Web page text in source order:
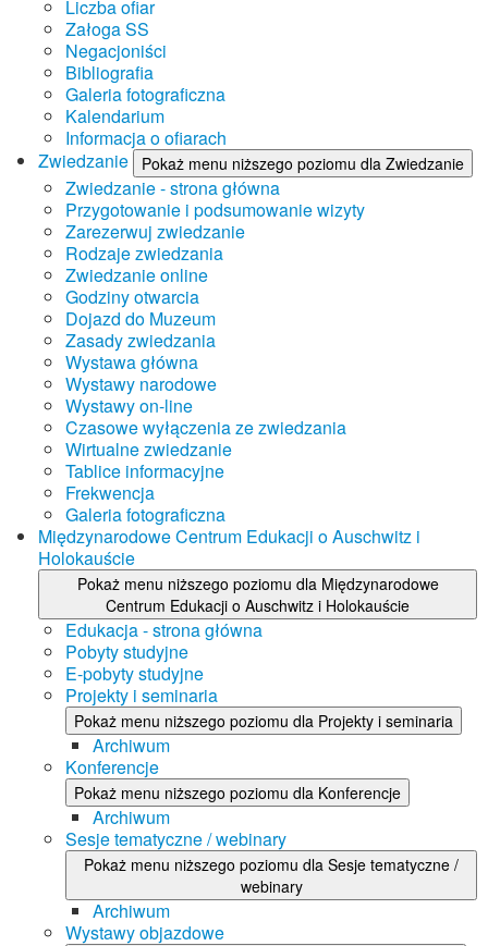
Liczba ofiar
Załoga SS
Negacjoniści
Bibliografia
Galeria fotograficzna
Kalendarium
Informacja o ofiarach
Zwiedzanie
Pokaż menu niższego poziomu dla Zwiedzanie
Zwiedzanie - strona główna
Przygotowanie i podsumowanie wizyty
Zarezerwuj zwiedzanie
Rodzaje zwiedzania
Zwiedzanie online
Godziny otwarcia
Dojazd do Muzeum
Zasady zwiedzania
Wystawa główna
Wystawy narodowe
Wystawy on-line
Czasowe wyłączenia ze zwiedzania
Wirtualne zwiedzanie
Tablice informacyjne
Frekwencja
Galeria fotograficzna
Międzynarodowe Centrum Edukacji o Auschwitz i
Holokauście
Pokaż menu niższego poziomu dla Międzynarodowe
Centrum Edukacji o Auschwitz i Holokauście
Edukacja - strona główna
Pobyty studyjne
E-pobyty studyjne
Projekty i seminaria
Pokaż menu niższego poziomu dla Projekty i seminaria
Archiwum
Konferencje
Pokaż menu niższego poziomu dla Konferencje
Archiwum
Sesje tematyczne / webinary
Pokaż menu niższego poziomu dla Sesje tematyczne /
webinary
Archiwum
Wystawy objazdowe